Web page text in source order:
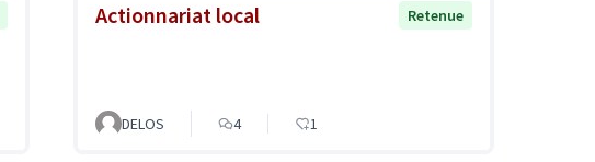
Actionnariat local Retenue
DELOS 4 1